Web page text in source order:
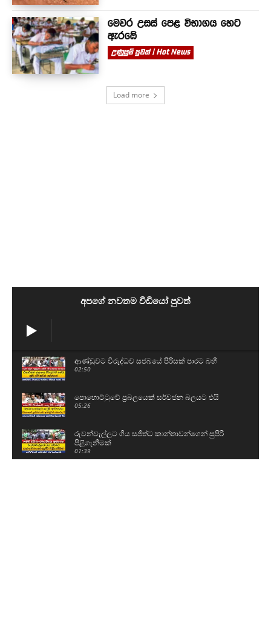
මෙවර උසස් පෙළ විභාගය හෙට
ඇරඹේ
උණුසුම් පුවත් | Hot News
Load more
අපගේ නවතම වීඩියෝ පුවත්
ආණ්ඩුවට විරුද්ධව සජබයේ පිරිසක් පාරට බහී
02:50
පොහොට්ටුවේ ප්‍රබලයෙක් සර්වජන බලයට එයි
05:26
රුවන්වැල්ලට ගිය සජිත්ට කාන්තාවන්ගෙන් සුපිරි
පිළිගැනීමක්
01:39